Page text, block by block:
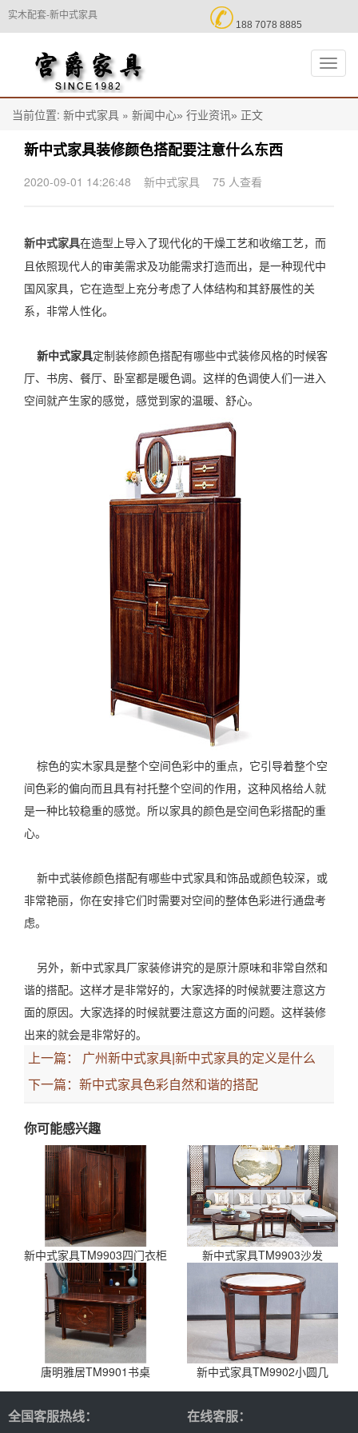
实木配套-新中式家具  188 7078 8885
切
换
导
当前位置: 新中式家具 » 新闻中心» 行业资讯» 正文
​新中式家具装修颜色搭配要注意什么东西
2020-09-01 14:26:48 新中式家具 75 人查看
新中式家具在造型上导入了现代化的干燥工艺和收缩工艺，而
且依照现代人的审美需求及功能需求打造而出，是一种现代中
国风家具，它在造型上充分考虑了人体结构和其舒展性的关
系，非常人性化。
新中式家具定制装修颜色搭配有哪些中式装修风格的时候客
厅、书房、餐厅、卧室都是暖色调。这样的色调使人们一进入
空间就产生家的感觉，感觉到家的温暖、舒心。
棕色的实木家具是整个空间色彩中的重点，它引导着整个空
间色彩的偏向而且具有衬托整个空间的作用，这种风格给人就
是一种比较稳重的感觉。所以家具的颜色是空间色彩搭配的重
心。
新中式装修颜色搭配有哪些中式家具和饰品或颜色较深，或
非常艳丽，你在安排它们时需要对空间的整体色彩进行通盘考
虑。
另外，新中式家具厂家装修讲究的是原汁原味和非常自然和
谐的搭配。这样才是非常好的，大家选择的时候就要注意这方
面的原因。大家选择的时候就要注意这方面的问题。这样装修
出来的就会是非常好的。
上一篇： 广州新中式家具|​新中式家具的定义是什么
下一篇： 新中式家具色彩自然和谐的搭配
你可能感兴趣
新中式家具TM9903四门衣柜 新中式家具TM9903沙发
唐明雅居TM9901书桌 新中式家具TM9902小圆几
全国客服热线： 在线客服：